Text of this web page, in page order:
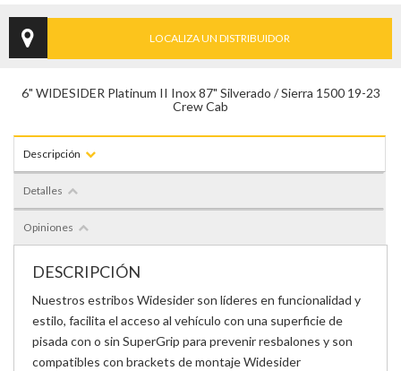
LOCALIZA UN DISTRIBUIDOR
6" WIDESIDER Platinum II Inox 87" Silverado / Sierra 1500 19-23
Crew Cab
Descripción
Detalles
Opiniones
DESCRIPCIÓN
Nuestros estribos Widesider son líderes en funcionalidad y
estilo, facilita el acceso al vehículo con una superficie de
pisada con o sin SuperGrip para prevenir resbalones y son
compatibles con brackets de montaje Widesider